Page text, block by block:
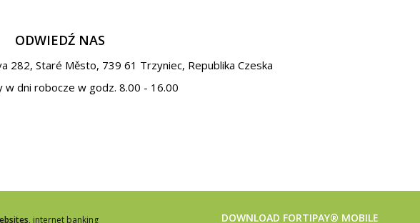
ODWIEDŹ NAS
282, Staré Město, 739 61 Trzyniec, Republika Czeska
w dni robocze w godz. 8.00 - 16.00
, internet banking DOWNLOAD FORTIPAY® MOBILE